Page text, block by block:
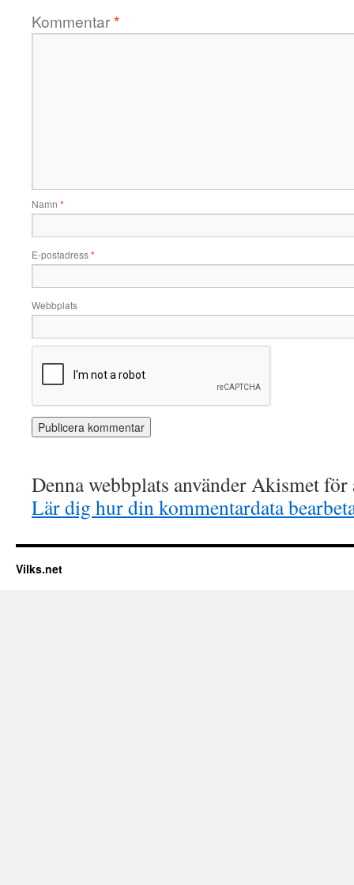
Kommentar*
Namn *
E-postadress*
Webbplats
Denna webbplats använder Akismet
Lär dig hur din kommentardata
Vilks.net